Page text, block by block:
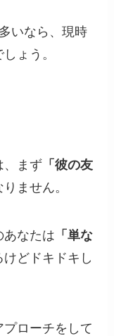
いなら、現時
ょう。
、まず 「彼の友
ません。
あなたは 「単な
どドキドキし
ローチをして